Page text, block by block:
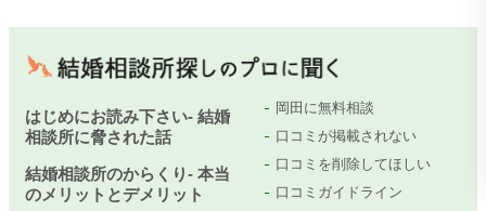
はじめにお読み下さい- 結婚
相談所に脅された話
結婚相談所のからくり- 本当
のメリットとデメリット
岡田に無料相談
口コミが掲載されない
口コミを削除してほしい
口コミガイドライン